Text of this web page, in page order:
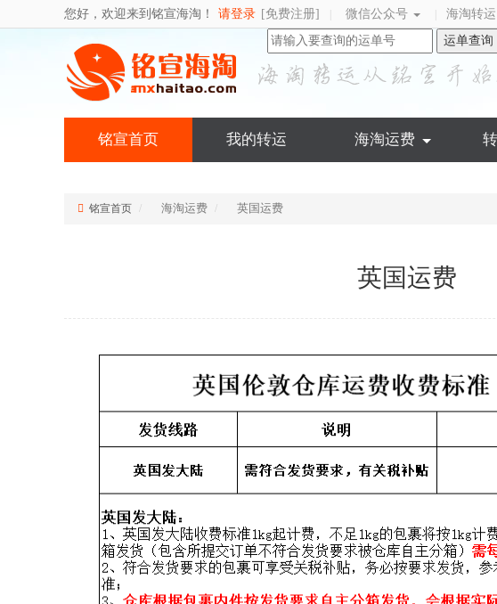
您好，欢迎来到铭宣海淘！ 请登录 [免费注册] 微信公众号 海淘转运
运单查询
铭宣首页 我的转运 海淘运费
铭宣首页 海淘运费 英国运费
英国运费